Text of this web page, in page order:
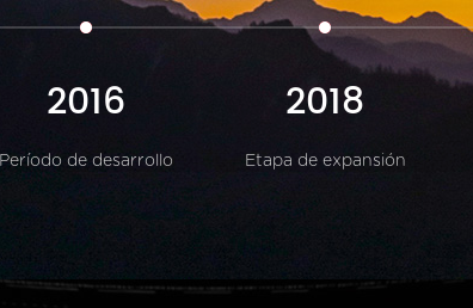
2016
Período de desarrollo
2018
Etapa de expansión